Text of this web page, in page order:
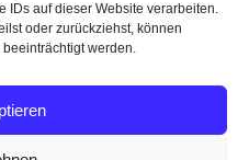
IDs auf dieser Website verarbeiten.
oder zurückziehst, können
werden.
Trage mich
auch in den
Newsletter
Kommentare via